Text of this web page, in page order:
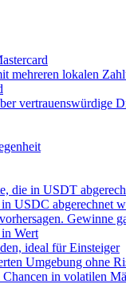
mehreren lokalen
vertrauenswürdige
die in USDT
USDC abgerechnet
Gewinne
Wert
ideal für Einsteiger
Umgebung ohne
in volatilen